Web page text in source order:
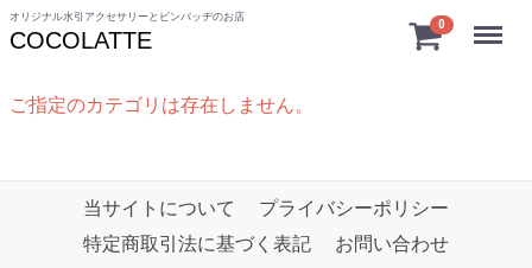
オリジナル水引アクセサリーとピンバッヂのお店
COCOLATTE
0 Menu
ご指定のカテゴリは存在しません。
当サイトについて
プライバシーポリシー
特定商取引法に基づく表記
お問い合わせ